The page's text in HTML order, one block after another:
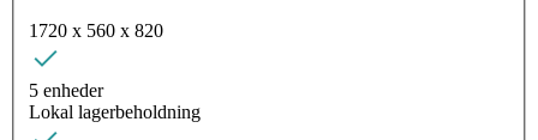
1720 x 560 x 820
5 enheder
Lokal lagerbeholdning